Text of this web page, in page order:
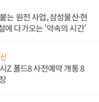
는 원전 사업, 삼성물산·현
에 다가오는 '약속의 시간'
Z 폴드8 사전예약 개통 8